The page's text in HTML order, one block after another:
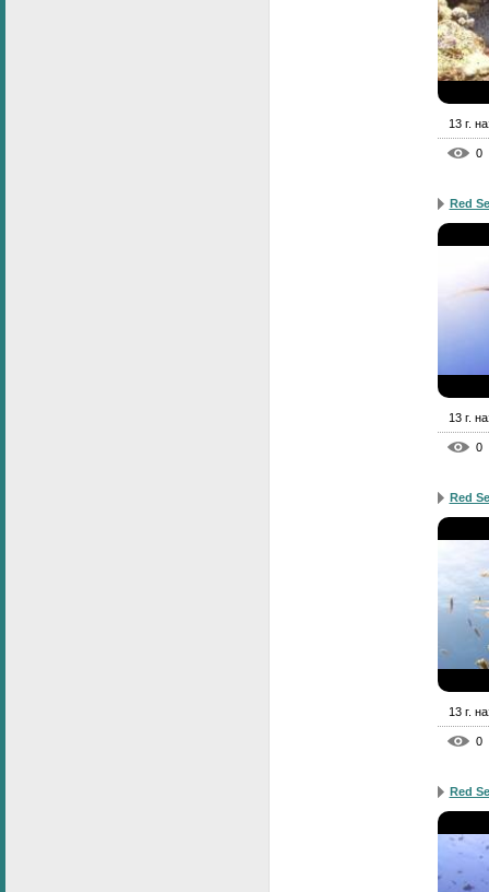
13 г.
0
Red
13 г.
0
Red
13 г.
0
Red